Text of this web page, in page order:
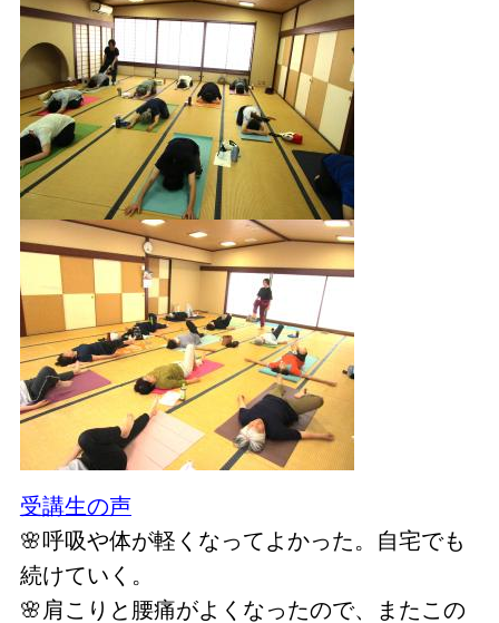
受講生の声
🌸呼吸や体が軽くなってよかった。自宅でも
続けていく。
🌸肩こりと腰痛がよくなったので、またこの